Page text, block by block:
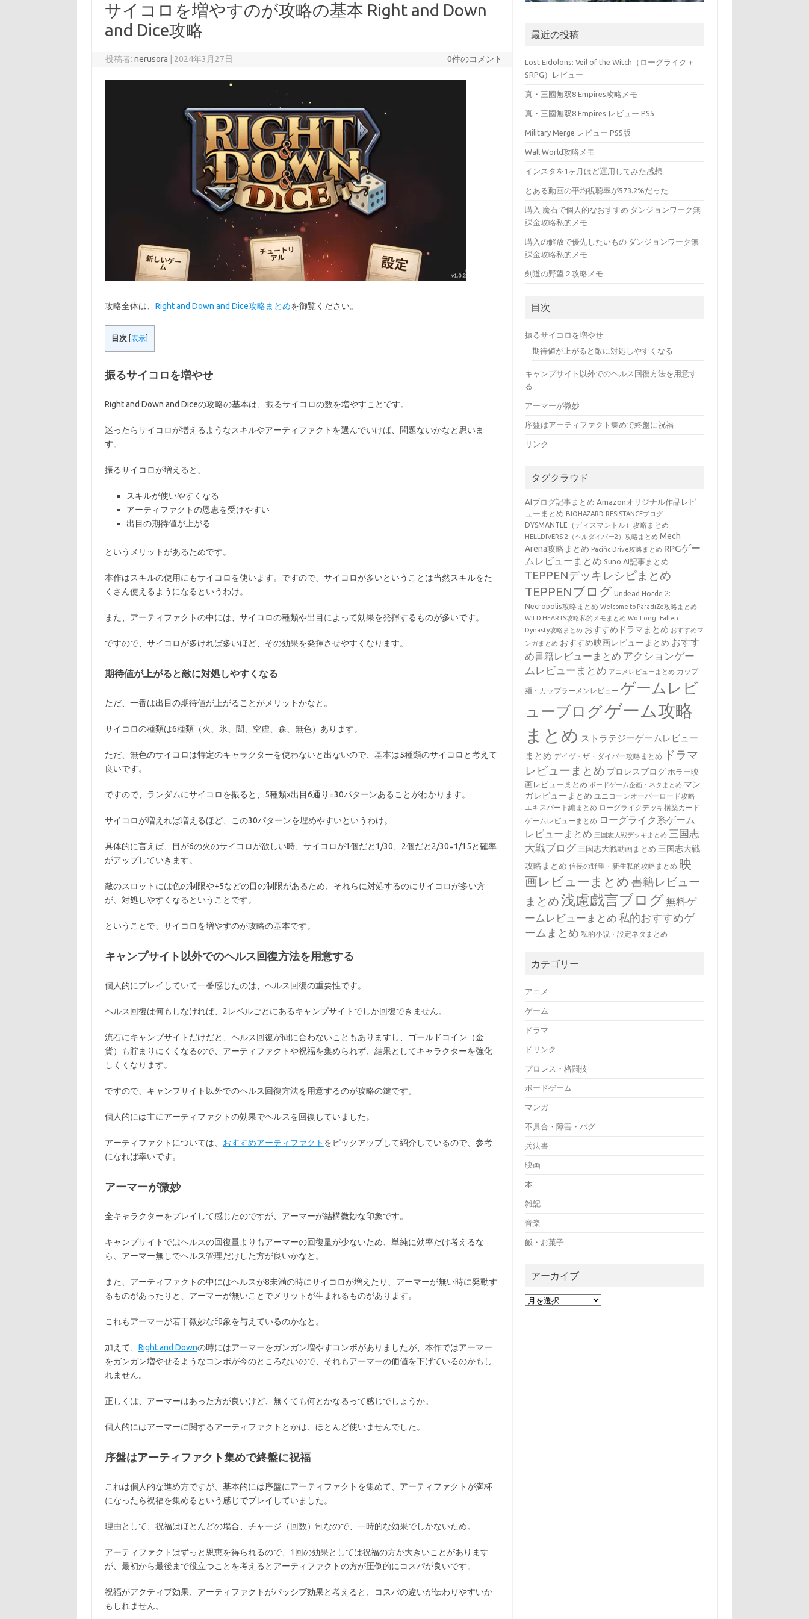
サイコロを増やすのが攻略の基本 Right and Down
and Dice攻略
投稿者:nerusora 2024年3月27日 0件のコメント
攻略全体は、 Right and Down and Dice攻略まとめを御覧ください。
目次 [表示]
振るサイコロを増やせ
Right and Down and Diceの攻略の基本は、振るサイコロの数を増やすことです。
迷ったらサイコロが増えるようなスキルやアーティファクトを選んでいけば、問題ないかなと思いま
す。
振るサイコロが増えると、
スキルが使いやすくなる
アーティファクトの恩恵を受けやすい
出目の期待値が上がる
というメリットがあるためです。
本作はスキルの使用にもサイコロを使います。ですので、サイコロが多いということは当然スキルをた
くさん使えるようになるというわけ。
また、アーティファクトの中には、サイコロの種類や出目によって効果を発揮するものが多いです。
ですので、サイコロが多ければ多いほど、その効果を発揮させやすくなります。
期待値が上がると敵に対処しやすくなる
ただ、一番は出目の期待値が上がることがメリットかなと。
サイコロの種類は6種類（火、氷、闇、空虚、森、無色）あります。
ただ、無色のサイコロは特定のキャラクターを使わないと出ないので、基本は5種類のサイコロと考えて
良いです。
ですので、ランダムにサイコロを振ると、5種類x出目6通り=30パターンあることがわかります。
サイコロが増えれば増えるほど、この30パターンを埋めやすいというわけ。
具体的に言えば、目が6の火のサイコロが欲しい時、サイコロが1個だと1/30、2個だと2/30=1/15と確率
がアップしていきます。
敵のスロットには色の制限や+5などの目の制限があるため、それらに対処するのにサイコロが多い方
が、対処しやすくなるということです。
ということで、サイコロを増やすのが攻略の基本です。
キャンプサイト以外でのヘルス回復方法を用意する
個人的にプレイしていて一番感じたのは、ヘルス回復の重要性です。
ヘルス回復は何もしなければ、2レベルごとにあるキャンプサイトでしか回復できません。
流石にキャンプサイトだけだと、ヘルス回復が間に合わないこともありますし、ゴールドコイン（金
貨）も貯まりにくくなるので、アーティファクトや祝福を集められず、結果としてキャラクターを強化
しくくなります。
ですので、キャンプサイト以外でのヘルス回復方法を用意するのが攻略の鍵です。
個人的には主にアーティファクトの効果でヘルスを回復していました。
アーティファクトについては、 おすすめアーティファクト をピックアップして紹介しているので、参考
になれば幸いです。
アーマーが微妙
全キャラクターをプレイして感じたのですが、アーマーが結構微妙な印象です。
キャンプサイトではヘルスの回復量よりもアーマーの回復量が少ないため、単純に効率だけ考えるな
ら、アーマー無しでヘルス管理だけした方が良いかなと。
また、アーティファクトの中にはヘルスが8未満の時にサイコロが増えたり、アーマーが無い時に発動す
るものがあったりと、アーマーが無いことでメリットが生まれるものがあります。
これもアーマーが若干微妙な印象を与えているのかなと。
加えて、 Right and Downの時にはアーマーをガンガン増やすコンボがありましたが、本作ではアーマー
をガンガン増やせるようなコンボが今のところないので、それもアーマーの価値を下げているのかもし
れません。
正しくは、アーマーはあった方が良いけど、無くても何とかなるって感じでしょうか。
個人的にはアーマーに関するアーティファクトとかは、ほとんど使いませんでした。
序盤はアーティファクト集めで終盤に祝福
これは個人的な進め方ですが、基本的には序盤にアーティファクトを集めて、アーティファクトが満杯
になったら祝福を集めるという感じでプレイしていました。
理由として、祝福はほとんどの場合、チャージ（回数）制なので、一時的な効果でしかないため。
アーティファクトはずっと恩恵を得られるので、1回の効果としては祝福の方が大きいことがあります
が、最初から最後まで役立つことを考えるとアーティファクトの方が圧倒的にコスパが良いです。
祝福がアクティブ効果、アーティファクトがパッシブ効果と考えると、コスパの違いが伝わりやすいか
もしれません。
最近の投稿
Lost Eidolons: Veil of the Witch（ローグライク＋
SRPG）レビュー
真・三國無双8 Empires攻略メモ
真・三國無双8 Empires レビュー PS5
Military Merge レビュー PS5版
Wall World攻略メモ
インスタを1ヶ月ほど運用してみた感想
とある動画の平均視聴率が573.2%だった
購入 魔石で個人的なおすすめ ダンジョンワーク無
課金攻略私的メモ
購入の解放で優先したいもの ダンジョンワーク無
課金攻略私的メモ
剣道の野望２攻略メモ
目次
振るサイコロを増やせ
期待値が上がると敵に対処しやすくなる
キャンプサイト以外でのヘルス回復方法を用意す
る
アーマーが微妙
序盤はアーティファクト集めで終盤に祝福
リンク
タグクラウド
AIブログ記事まとめ Amazonオリジナル作品レビ
ューまとめ BIOHAZARD RESISTANCEブログ
DYSMANTLE（ディスマントル）攻略まとめ
HELLDIVERS 2（ヘルダイバー2）攻略まとめ Mech
Arena攻略まとめ Pacific Drive攻略まとめ RPGゲー
ムレビューまとめ Suno AI記事まとめ
TEPPENデッキレシピまとめ
TEPPENブログ Undead Horde 2:
Necropolis攻略まとめ Welcome to ParadiZe攻略まとめ
WILD HEARTS攻略私的メモまとめ Wo Long: Fallen
Dynasty攻略まとめ おすすめドラマまとめ おすすめマ
ンガまとめ おすすめ映画レビューまとめ おすす
め書籍レビューまとめ アクションゲー
ムレビューまとめ アニメレビューまとめ カップ
麺・カップラーメンレビュー ゲームレビ
ューブログゲーム攻略
まとめ ストラテジーゲームレビュー
まとめ デイヴ・ザ・ダイバー攻略まとめ
ドラマ
レビューまとめ プロレスブログ ホラー映
画レビューまとめ ボードゲーム企画・ネタまとめ マン
ガレビューまとめ ユニコーンオーバーロード攻略
エキスパート編まとめ ローグライクデッキ構築カード
ゲームレビューまとめ ローグライク系ゲーム
レビューまとめ 三国志大戦デッキまとめ 三国志
大戦ブログ 三国志大戦動画まとめ 三国志大戦
攻略まとめ 信長の野望・新生私的攻略まとめ 映
画レビューまとめ 書籍レビュー
まとめ浅慮戯言ブログ無料ゲ
ームレビューまとめ 私的おすすめゲ
ームまとめ 私的小説・設定ネタまとめ
カテゴリー
アニメ
ゲーム
ドラマ
ドリンク
プロレス・格闘技
ボードゲーム
マンガ
不具合・障害・バグ
兵法書
映画
本
雑記
音楽
飯・お菓子
アーカイブ
ア